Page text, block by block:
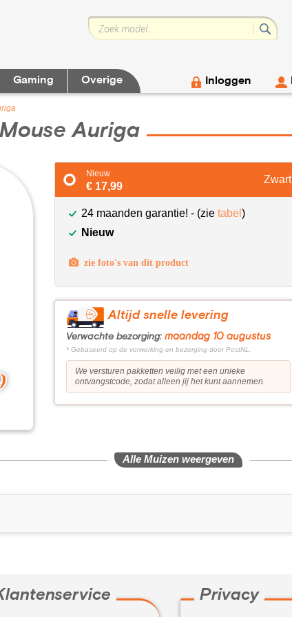
Gaming Overige Inloggen
Auriga
Nieuw
€ 17,99
Zwart
24 maanden garantie! - (zie tabel )
Nieuw
zie foto's van dit product
Altijd snelle levering
Verwachte bezorging: maandag 10 augustus
* Gebaseerd op de verwerking en bezorging door PostNL.
We versturen pakketten veilig met een unieke
ontvangstcode, zodat alleen jij het kunt aannemen.
Alle Muizen weergeven
Privacy